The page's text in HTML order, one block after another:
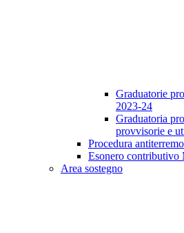
Graduatorie
2023-24
Graduatoria
provvisorie e
Procedura
Esonero contributivo
Area sostegno